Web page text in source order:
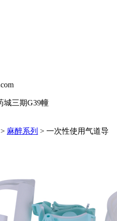
城三期G39幢
> 麻醉系列 > 一次性使用气道导